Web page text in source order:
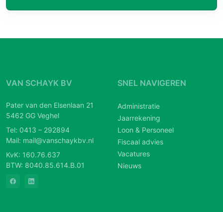
VAN SCHAYK BV
Pater van den Elsenlaan 21
5462 GG Veghel
Tel: 0413 – 292894
Mail: mail@vanschaykbv.nl
KvK: 160.76.637
BTW: 8040.85.614.B.01
SNEL NAVIGEREN
Administratie
Jaarrekening
Loon & Personeel
Fiscaal advies
Vacatures
Nieuws